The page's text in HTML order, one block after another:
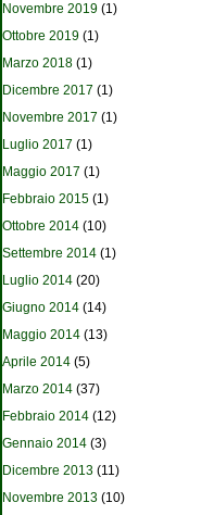
Novembre 2019 (1)
Ottobre 2019 (1)
Marzo 2018 (1)
Dicembre 2017 (1)
Novembre 2017 (1)
Luglio 2017 (1)
Maggio 2017 (1)
Febbraio 2015 (1)
Ottobre 2014 (10)
Settembre 2014 (1)
Luglio 2014 (20)
Giugno 2014 (14)
Maggio 2014 (13)
Aprile 2014 (5)
Marzo 2014 (37)
Febbraio 2014 (12)
Gennaio 2014 (3)
Dicembre 2013 (11)
Novembre 2013 (10)